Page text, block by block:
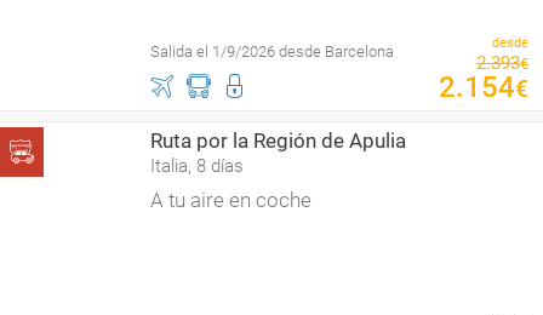
Salida el 1/9/2026 desde Barcelona desde
2.393€
2.154€
Ruta por la Región de Apulia
Italia, 8 días
A tu aire en coche